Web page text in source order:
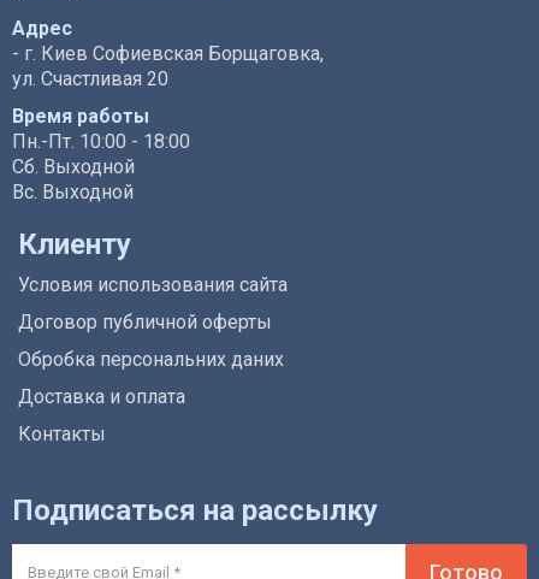
Адрес
- г. Киев Софиевская Борщаговка,
ул. Счастливая 20
Время работы
Пн.-Пт. 10:00 - 18:00
Сб. Выходной
Вс. Выходной
Клиенту
Условия использования сайта
Договор публичной оферты
Обробка персональних даних
Доставка и оплата
Контакты
Подписаться на рассылку
Готово